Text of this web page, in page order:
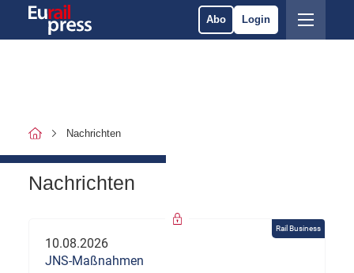
Abo Login
Nachrichten
Nachrichten
Rail Business
10.08.2026
JNS-Maßnahmen